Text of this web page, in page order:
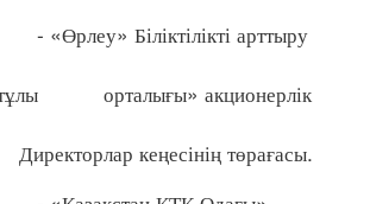
Біліктілікті арттыру
орталығы» акционерлік
кеңесінің төрағасы.